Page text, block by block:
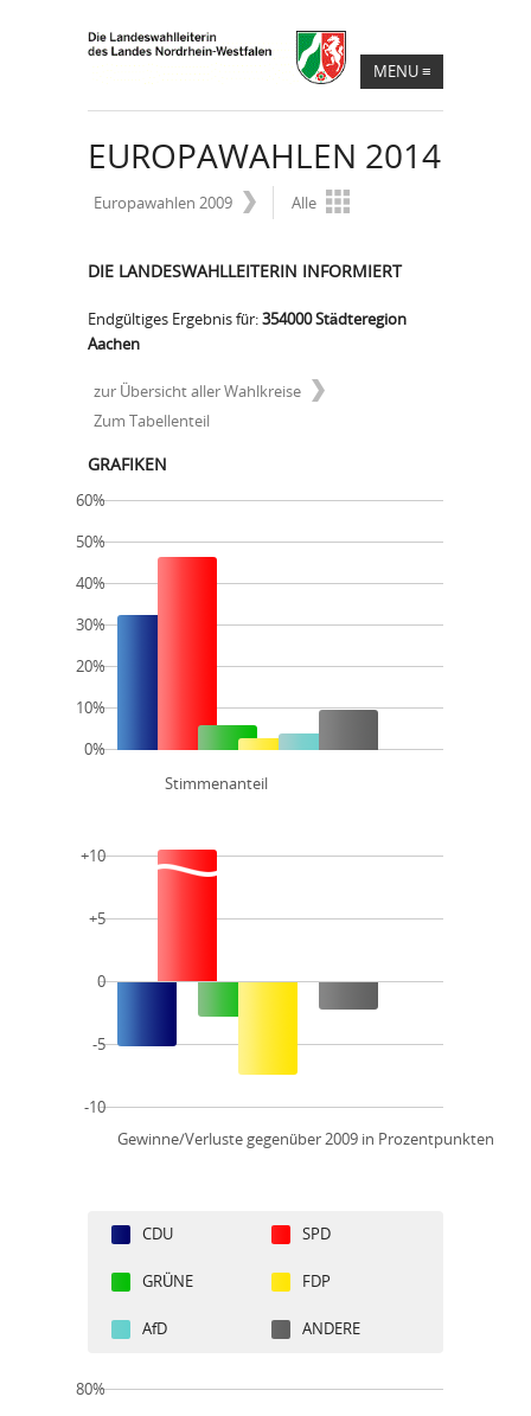
MENU≡
EUROPAWAHLEN 2014
Europawahlen 2009 Alle
DIE LANDESWAHLLEITERIN INFORMIERT
Endgültiges Ergebnis für:354000 Städteregion
Aachen
zur Übersicht aller Wahlkreise
Zum Tabellenteil
GRAFIKEN
Stimmenanteil
60%
50%
40%
30%
20%
10%
0%
Gewinne/Verluste gegenüber 2009 in Prozentpunkten
+10
+5
0
-5
-10
CDU SPD
GRÜNE FDP
AfD ANDERE
80%